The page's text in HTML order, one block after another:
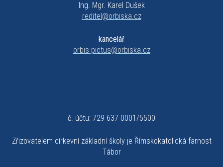
Ing. Mgr. Karel Dušek
reditel@orbiska.cz
kancelář
orbis-pictus@orbiska.cz
č. účtu: 729 637 0001/5500
Zřizovatelem církevní základní školy je Římskokatolická farnost
Tábor